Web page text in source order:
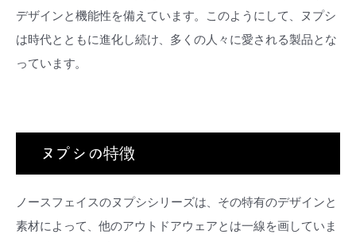
デザインと機能性を備えています。このようにして、ヌプシ
は時代とともに進化し続け、多くの人々に愛される製品とな
っています。
ヌプシの特徴
ノースフェイスのヌプシシリーズは、その特有のデザインと
素材によって、他のアウトドアウェアとは一線を画していま